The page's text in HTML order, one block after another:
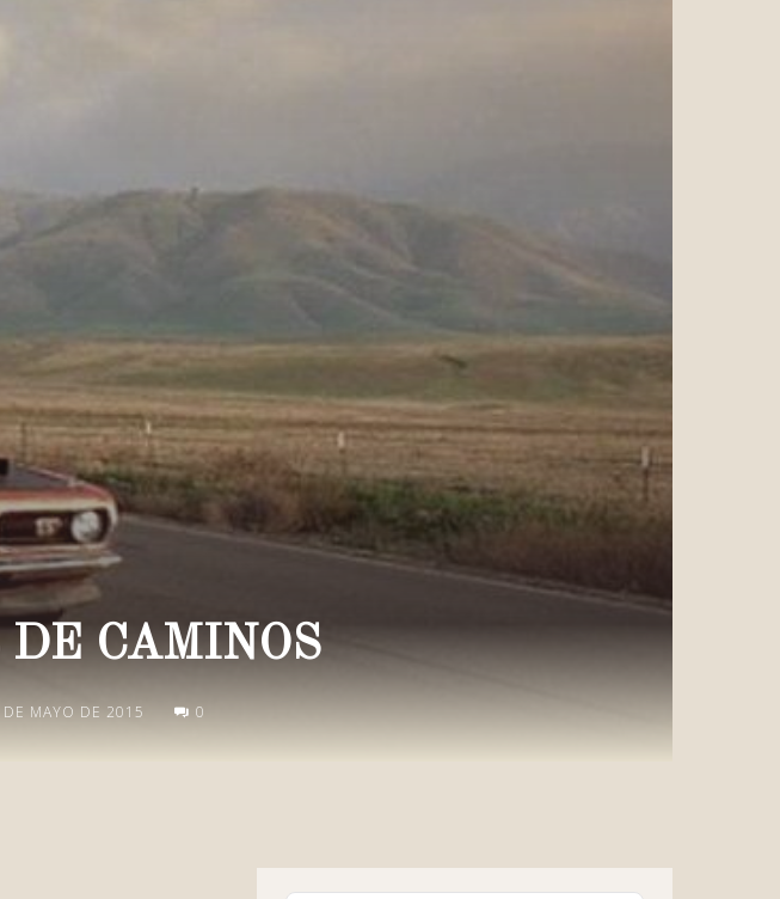
CAMINOS
MAYO DE 2015 0